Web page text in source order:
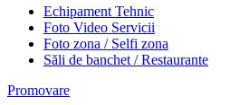
Echipament Tehnic
Foto Video Servicii
Foto zona / Selfi zona
Săli de banchet / Restaurante
Promovare